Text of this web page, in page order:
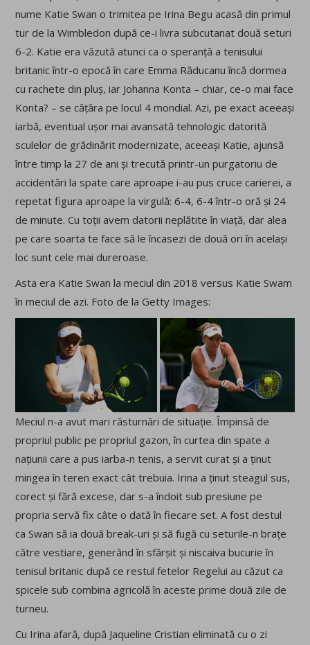
nume Katie Swan o trimitea pe Irina Begu acasă din primul
tur de la Wimbledon după ce-i livra subcutanat două seturi
6-2. Katie era văzută atunci ca o speranță a tenisului
britanic într-o epocă în care Emma Răducanu încă dormea
cu rachete din pluș, iar Johanna Konta – chiar, ce-o mai face
Konta? – se cățăra pe locul 4 mondial. Azi, pe exact aceeași
iarbă, eventual ușor mai avansată tehnologic datorită
sculelor de grădinărit modernizate, aceeași Katie, ajunsă
între timp la 27 de ani și trecută printr-un purgatoriu de
accidentări la spate care aproape i-au pus cruce carierei, a
repetat figura aproape la virgulă: 6-4, 6-4 într-o oră și 24
de minute. Cu toții avem datorii neplătite în viață, dar alea
pe care soarta te face să le încasezi de două ori în același
loc sunt cele mai dureroase.
Asta era Katie Swan la meciul din 2018 versus Katie Swam
în meciul de azi. Foto de la Getty Images:
Meciul n-a avut mari răsturnări de situație. Împinsă de
propriul public pe propriul gazon, în curtea din spate a
națiunii care a pus iarba-n tenis, a servit curat și a ținut
mingea în teren exact cât trebuia. Irina a ținut steagul sus,
corect și fără excese, dar s-a îndoit sub presiune pe
propria servă fix câte o dată în fiecare set. A fost destul
ca Swan să ia două break-uri și să fugă cu seturile-n brațe
către vestiare, generând în sfârșit și niscaiva bucurie în
tenisul britanic după ce restul fetelor Regelui au căzut ca
spicele sub combina agricolă în aceste prime două zile de
turneu.
Cu Irina afară, după Jaqueline Cristian eliminată cu o zi